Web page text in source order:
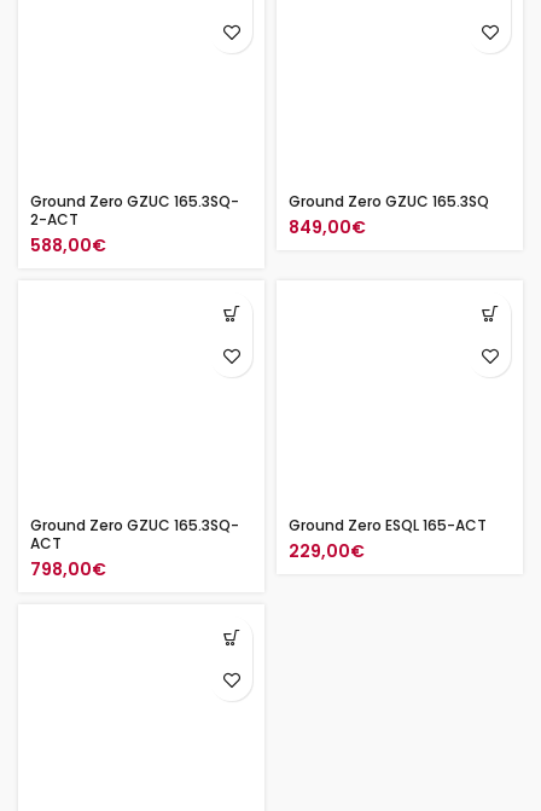
Ground Zero GZUC 165.3SQ-
2-ACT
588,00€
Ground Zero GZUC 165.3SQ
849,00€
Ground Zero GZUC 165.3SQ-
ACT
798,00€
Ground Zero ESQL 165-ACT
229,00€